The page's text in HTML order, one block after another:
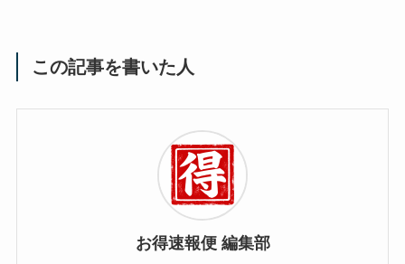
この記事を書いた人
お得速報便 編集部